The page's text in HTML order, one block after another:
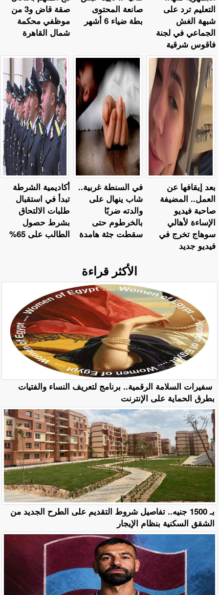
صقة قاض و3 من
موظفي محكمة
شمال القاهرة
صانعة المحتوى
بطة ضياء 6 أشهر
التعليم ترد على
شبهة الغش
الجماعي في لجنة
فاقوس شرقية
أكاديمية الشرطة
تبدأ في استقبال
طلبات الالتحاق
بشرط حصول
الطالب على 65%
في السنطة غربية..
شاب ينهال على
والدته ضربًا
بالخرطوم حتى
سقطت جثة هامدة
بعد إيقافها عن
العمل.. المضيفة
صاحبة فيديو
الإساءة لأهالي
سوهاج تخرج في
فيديو جديد
الأكثر قراءة
سفيرات السلامة الرقمية.. برنامج لتعريف النساء والفتيات
بطرق الحماية على الإنترنت
بـ 1500 جنيه.. تفاصيل شروط التقديم على الطرح الجديد من
الشقق السكنية بنظام الإيجار